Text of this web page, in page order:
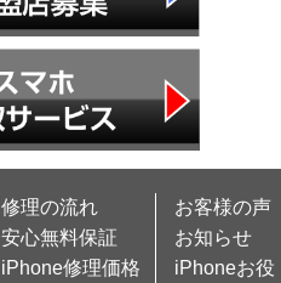
修理の流れ
安心無料保証
iPhone修理価格
お客様の声
お知らせ
iPhoneお役